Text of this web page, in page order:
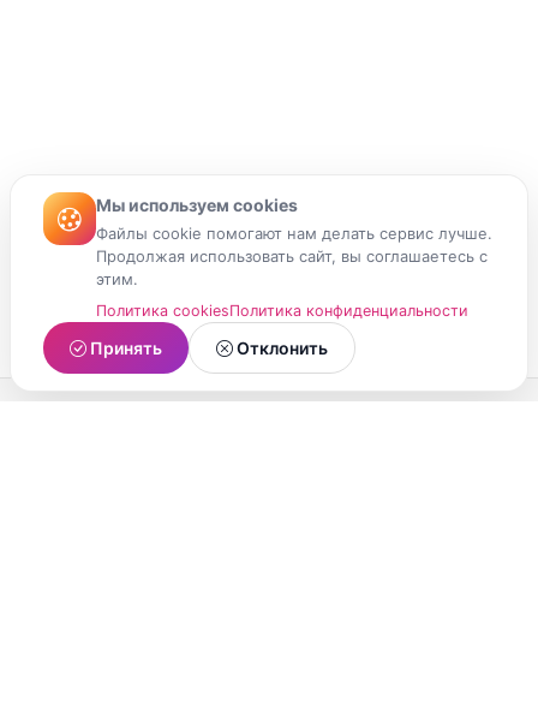
Мы используем cookies
Файлы cookie помогают нам делать сервис лучше.
Продолжая использовать сайт, вы соглашаетесь с
этим.
Политика cookiesПолитика конфиденциальности
Принять Отклонить